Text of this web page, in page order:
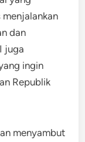
menjalankan
dan
juga
ingin
Republik
menyambut